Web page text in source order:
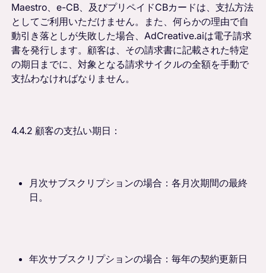
Maestro、e-CB、及びプリペイドCBカードは、支払方法
としてご利用いただけません。また、何らかの理由で自
動引き落としが失敗した場合、AdCreative.aiは電子請求
書を発行します。顧客は、その請求書に記載された特定
の期日までに、対象となる請求サイクルの全額を手動で
支払わなければなりません。
4.4.2 顧客の支払い期日：
月次サブスクリプションの場合：各月次期間の最終
日。
年次サブスクリプションの場合：毎年の契約更新日